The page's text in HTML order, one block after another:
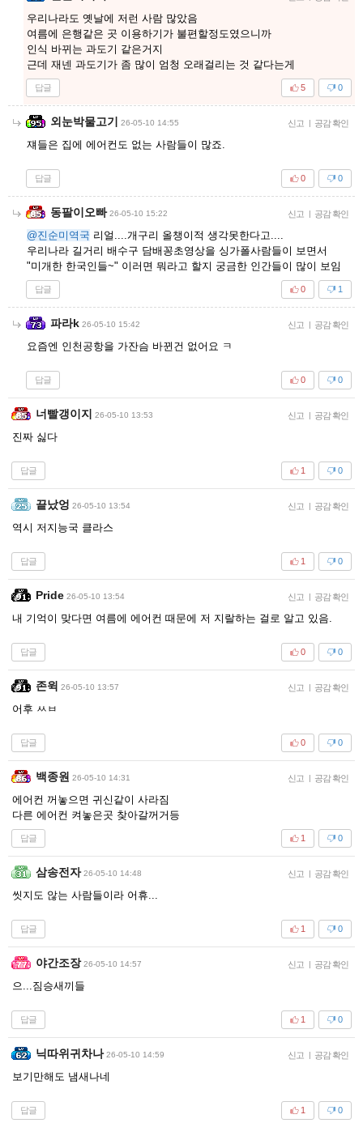
우리나라도 옛날에 저런 사람 많았음
여름에 은행같은 곳 이용하기가 불편할정도였으니까
인식 바뀌는 과도기 같은거지
근데 재넨 과도기가 좀 많이 엄청 오래걸리는 것 같다는게
답글 0
5
외눈박물고기 26-05-10 14:55 신고 | 공감 확인
쟤들은 집에 에어컨도 없는 사람들이 많죠.
답글 0
0
동팔이오빠 26-05-10 15:22 신고 | 공감 확인
@진순미역국 리얼....개구리 올챙이적 생각못한다고....
우리나라 길거리 배수구 담배꽁초영상을 싱가폴사람들이 보면서
"미개한 한국인들~" 이러면 뭐라고 할지 궁금한 인간들이 많이 보임
답글 1
0
파라k 26-05-10 15:42 신고 | 공감 확인
요즘엔 인천공항을 가잔슴 바뀐건 없어요 ㅋ
답글 0
0
너빨갱이지 26-05-10 13:53 신고 | 공감 확인
진짜 싫다
답글 0
1
끝났엉 26-05-10 13:54 신고 | 공감 확인
역시 저지능국 클라스
답글 0
1
Pride 26-05-10 13:54 신고 | 공감 확인
내 기억이 맞다면 여름에 에어컨 때문에 저 지랄하는 걸로 알고 있음.
답글 0
0
존윅 26-05-10 13:57 신고 | 공감 확인
어후 ㅆㅂ
답글 0
0
백종원 26-05-10 14:31 신고 | 공감 확인
에어컨 꺼놓으면 귀신같이 사라짐
다른 에어컨 켜놓은곳 찾아갈꺼거등
답글 0
1
삼송전자 26-05-10 14:48 신고 | 공감 확인
씻지도 않는 사람들이라 어휴...
답글 0
1
야간조장 26-05-10 14:57 신고 | 공감 확인
으...짐승새끼들
답글 0
1
닉따위귀차나 26-05-10 14:59 신고 | 공감 확인
보기만해도 냄새나네
답글 0
1